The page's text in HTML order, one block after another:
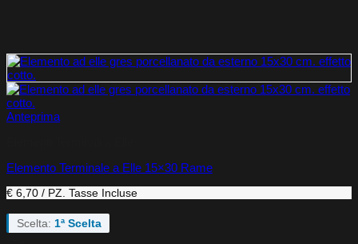
Anteprima
Elemento Terminale a Elle 15×30 Rame
€ 6,70 / PZ. Tasse Incluse
Scelta: 1ª Scelta